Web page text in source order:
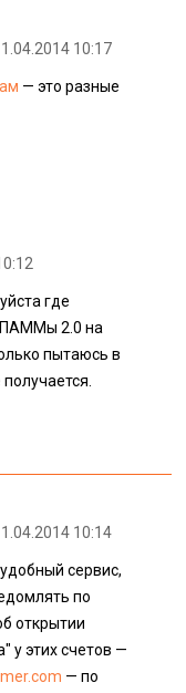
| 1.04.2014 10:17
— это разные
где
ПАММы 2.0 на
пытаюсь в
| 1.04.2014 10:14
сервис,
по
открытии
у этих счетов —
— по